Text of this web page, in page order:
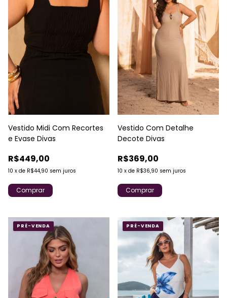
Vestido Midi Com Recortes
e Evase Divas
R$449,00
10 x de R$44,90 sem juros
Comprar
Vestido Com Detalhe
Decote Divas
R$369,00
10 x de R$36,90 sem juros
Comprar
PRÉ-VENDA PRÉ-VENDA